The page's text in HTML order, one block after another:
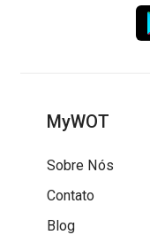
MyWOT
Sobre Nós
Contato
Blog